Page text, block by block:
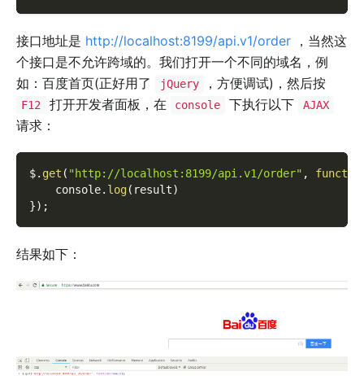
接口地址是 http://localhost:8199/api.v1/order ，当然这
个接口是不允许跨域的。我们打开一个不同的域名，例
如：百度首页(正好用了
jQuery ，方便调试)，然后按
F12 打开开发者面板，在 console 下执行以下 AJAX
请求：
$. get ( "http://localhost:8199/api.v1/order" ,
    console
. log( result)
}) ;
结果如下：